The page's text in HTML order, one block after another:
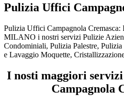
Pulizia Uffici
Pulizia Uffici Campagnola
MILANO i nostri servizi Pulizie
Condominiali, Pulizia Palestre,
e Lavaggio Moquette,
I nosti maggiori
Campagnola